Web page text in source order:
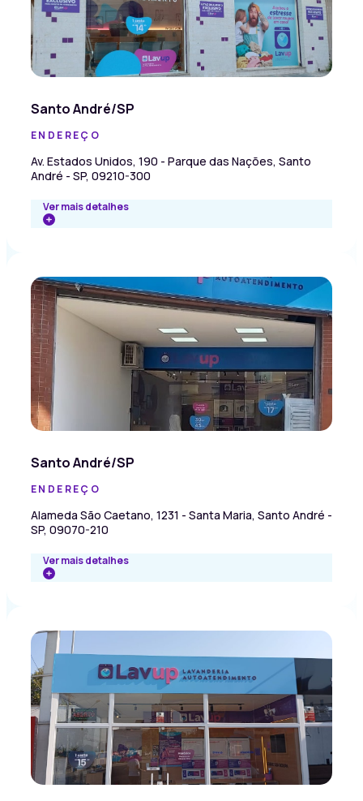
Santo André/SP
ENDEREÇO
Av. Estados Unidos, 190 - Parque das Nações, Santo
André - SP, 09210-300
Ver mais detalhes
Santo André/SP
ENDEREÇO
Alameda São Caetano, 1231 - Santa Maria, Santo André -
SP, 09070-210
Ver mais detalhes